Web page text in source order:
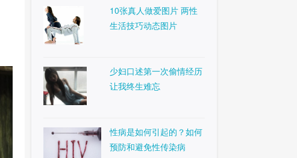
10张真人做爱图片 两性
生活技巧动态图片
少妇口述第一次偷情经历
让我终生难忘
性病是如何引起的？如何
预防和避免性传染病